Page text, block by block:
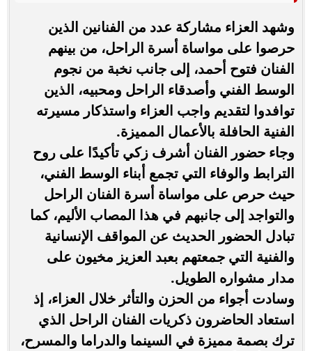
وشهد العزاء مشاركة عدد من الفنانين الذين
حرصوا على مواساة أسرة الراحل، من بينهم
الفنان فتوح أحمد، إلى جانب نخبة من نجوم
الوسط الفني وأصدقاء الراحل ومحبيه، الذين
توافدوا لتقديم واجب العزاء واستذكار مسيرته
الفنية الحافلة بالأعمال المميزة.
وجاء حضور الفنان أشرف زكي تأكيدًا على روح
الترابط والوفاء التي تجمع أبناء الوسط الفني،
حيث حرص على مواساة أسرة الفنان الراحل
والتواجد إلى جانبهم في هذا المصاب الأليم، كما
تبادل الحضور الحديث عن المواقف الإنسانية
والفنية التي جمعتهم بعبد العزيز مخيون على
مدار مشواره الطويل.
وسادت أجواء من الحزن والتأثر خلال العزاء، إذ
استعاد الحاضرون ذكريات الفنان الراحل الذي
ترك بصمة مميزة في السينما والدراما والمسرح،